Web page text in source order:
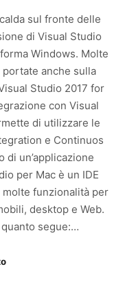
sul fronte delle
di Visual Studio
Windows. Molte
anche sulla
Studio 2017 for
con Visual
di utilizzare le
e Continuos
di un’applicazione
per Mac è un IDE
funzionalità per
desktop e Web.
segue:…